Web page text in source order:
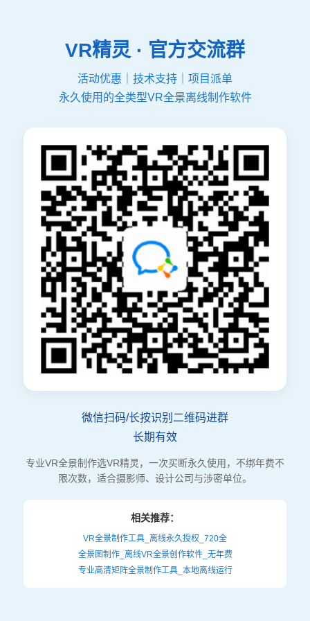
VR精灵 · 官方交流群
活动优惠｜技术支持｜项目派单
永久使用的全类型VR全景离线制作软件
微信扫码/长按识别二维码进群
长期有效
专业VR全景制作选VR精灵，一次买断永久使用，不绑年费不
限次数，适合摄影师、设计公司与涉密单位。
相关推荐：
VR全景制作工具_离线永久授权_720全
全景图制作_离线VR全景创作软件_无年费
专业高清矩阵全景制作工具_本地离线运行